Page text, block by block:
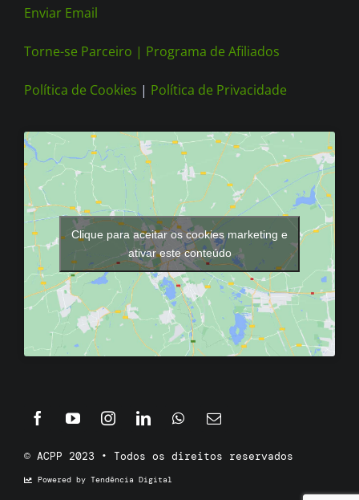
Enviar Email
Torne-se Parceiro | Programa de Afiliados
Política de Cookies | Política de Privacidade
Clique para aceitar os cookies marketing e
ativar este conteúdo
© ACPP 2023 • Todos os direitos reservados
Powered by Tendência Digital